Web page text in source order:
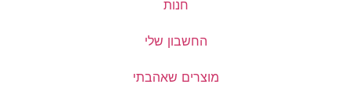
חנות
החשבון שלי
מוצרים שאהבתי